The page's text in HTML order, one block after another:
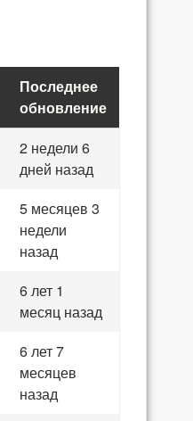
Последнее
обновление
2 недели 6
дней назад
5 месяцев 3
недели
назад
6 лет 1
месяц назад
6 лет 7
месяцев
назад